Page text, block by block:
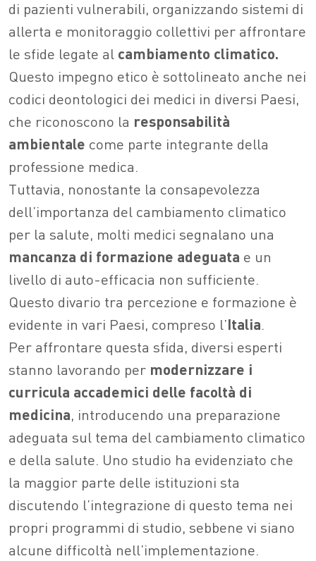
di pazienti vulnerabili, organizzando sistemi di
allerta e monitoraggio collettivi per affrontare
le sfide legate al cambiamento climatico.
Questo impegno etico è sottolineato anche nei
codici deontologici dei medici in diversi Paesi,
che riconoscono la responsabilità
ambientale come parte integrante della
professione medica.
Tuttavia, nonostante la consapevolezza
dell’importanza del cambiamento climatico
per la salute, molti medici segnalano una
mancanza di formazione adeguata e un
livello di auto-efficacia non sufficiente.
Questo divario tra percezione e formazione è
evidente in vari Paesi, compreso l’Italia.
Per affrontare questa sfida, diversi esperti
stanno lavorando per modernizzare i
curricula accademici delle facoltà di
medicina, introducendo una preparazione
adeguata sul tema del cambiamento climatico
e della salute. Uno studio ha evidenziato che
la maggior parte delle istituzioni sta
discutendo l’integrazione di questo tema nei
propri programmi di studio, sebbene vi siano
alcune difficoltà nell’implementazione.